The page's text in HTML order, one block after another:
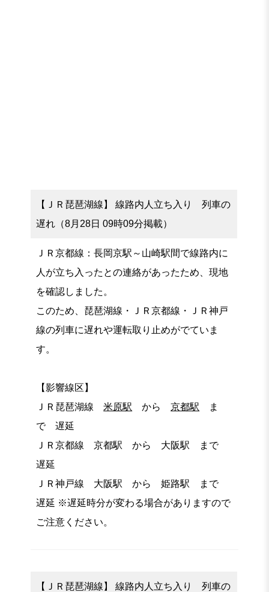
【ＪＲ琵琶湖線】 線路内人立ち入り 列車の
遅れ（8月28日 09時09分掲載）
ＪＲ京都線：長岡京駅～山崎駅間で線路内に
人が立ち入ったとの連絡があったため、現地
を確認しました。
このため、琵琶湖線・ＪＲ京都線・ＪＲ神戸
線の列車に遅れや運転取り止めがでていま
す。
【影響線区】
ＪＲ琵琶湖線米原駅 から京都駅 ま
で 遅延
ＪＲ京都線 京都駅 から 大阪駅 まで
遅延
ＪＲ神戸線 大阪駅 から 姫路駅 まで
遅延 ※遅延時分が変わる場合がありますので
ご注意ください。
【ＪＲ琵琶湖線】 線路内人立ち入り 列車の